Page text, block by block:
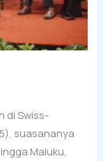
di Swiss-
suasananya
Maluku,